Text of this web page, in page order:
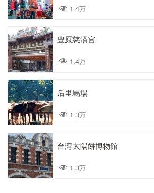
1.4万
豊原慈済宮
1.4万
后里馬場
1.3万
台湾太陽餅博物館
1.3万